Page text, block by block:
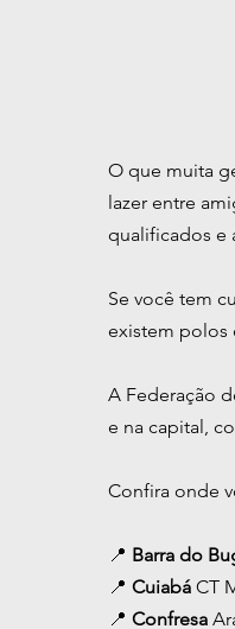
O que muita
lazer entre
qualificados e
Se você tem
existem polos
A Federação
e na capital,
Confira onde
📍 Barra do
📍 Cuiabá CT
📍 Confresa